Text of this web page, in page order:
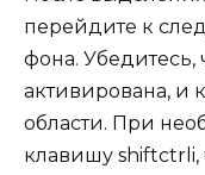
перейдите к
фона. Убедитесь,
активирована, и
области. При
клавишу shiftctrli,